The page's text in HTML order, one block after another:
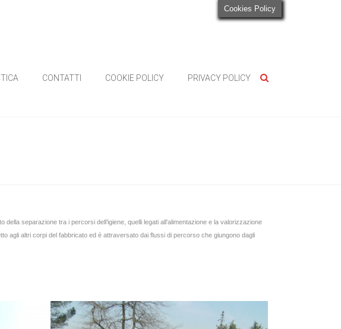
CONTATTI COOKIE POLICY PRIVACY POLICY
separazione tra i percorsi dell’igiene, quelli legati all’alimentazione e la valorizzazione
agli altri corpi del fabbricato ed è attraversato dai flussi di percorso che giungono dagli
Cookies Policy